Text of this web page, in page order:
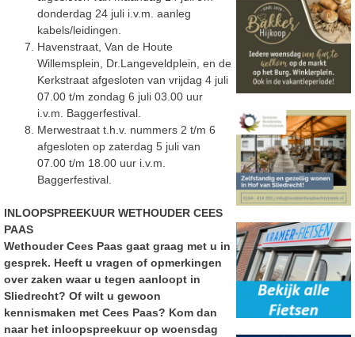
donderdag 24 juli i.v.m. aanleg
kabels/leidingen.
Havenstraat, Van de Houte
Willemsplein, Dr.Langeveldplein, en de
Kerkstraat afgesloten van vrijdag 4 juli
07.00 t/m zondag 6 juli 03.00 uur
i.v.m. Baggerfestival.
Merwestraat t.h.v. nummers 2 t/m 6
afgesloten op zaterdag 5 juli van
07.00 t/m 18.00 uur i.v.m.
Baggerfestival.
INLOOPSPREEKUUR WETHOUDER CEES
PAAS
Wethouder Cees Paas gaat graag met u in
gesprek. Heeft u vragen of opmerkingen
over zaken waar u tegen aanloopt in
Sliedrecht? Of wilt u gewoon
kennismaken met Cees Paas? Kom dan
naar het inloopspreekuur op woensdag